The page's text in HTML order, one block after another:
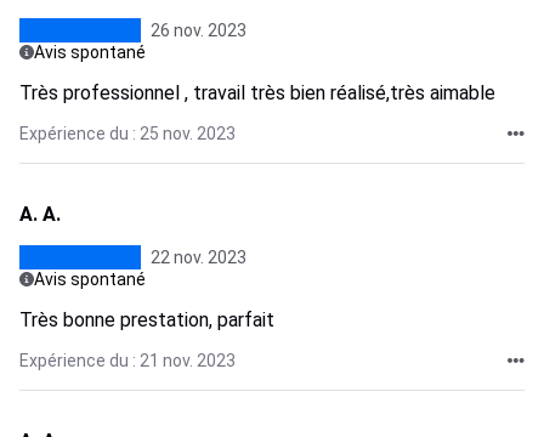
26 nov. 2023
Avis spontané
Très professionnel , travail très bien réalisé,très aimable
Expérience du : 25 nov. 2023
A. A.
22 nov. 2023
Avis spontané
Très bonne prestation, parfait
Expérience du : 21 nov. 2023